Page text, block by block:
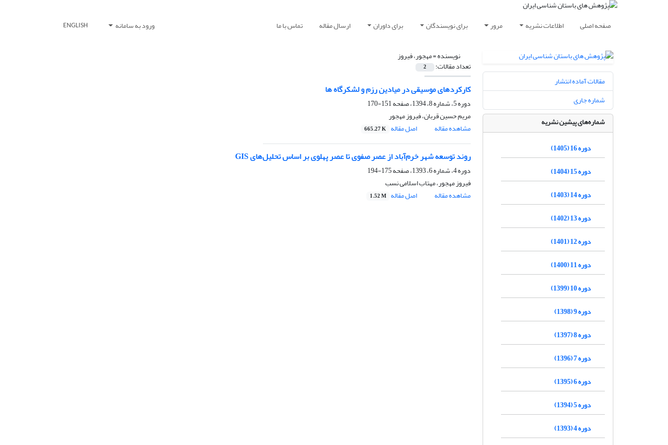
صفحه اصلی اطلاعات نشریه مرور برای نویسندگان برای داوران ارسال مقاله تماس با ما ورود به سامانه ENGLISH
نویسنده =مهجور، فیروز
تعداد مقالات: 2
کارکردهای موسیقی در میادین رزم و لشکرگاه ها
دوره 5، شماره 8، 1394، صفحه
151-170
مریم حسین قربان، فیروز مهجور
مشاهده مقاله
اصل مقاله 665.27 K
روند توسعه شهر خرم‌آباد از عصر صفوی تا عصر پهلوی بر اساس تحلیل‌های GIS
دوره 4، شماره 6، 1393، صفحه
175-194
فیروز مهجور، مهتاب اسلامی نسب
مشاهده مقاله
اصل مقاله 1.52 M
مقالات آماده انتشار
شماره جاری
شماره‌های پیشین نشریه
دوره 16 (1405)
دوره 15 (1404)
دوره 14 (1403)
دوره 13 (1402)
دوره 12 (1401)
دوره 11 (1400)
دوره 10 (1399)
دوره 9 (1398)
دوره 8 (1397)
دوره 7 (1396)
دوره 6 (1395)
دوره 5 (1394)
دوره 4 (1393)